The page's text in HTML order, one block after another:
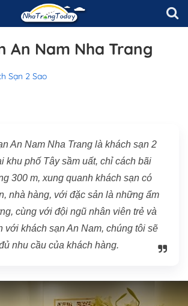
An Nam Nha Trang
Sạn 2 Sao
An Nam Nha Trang là khách sạn 2
khu phố Tây sầm uất, chỉ cách bãi
300 m, xung quanh khách sạn có
nhà hàng, với đặc sản là những ẩm
cùng với đội ngũ nhân viên trẻ và
với khách sạn An Nam, chúng tôi sẽ
nhu cầu của khách hàng.